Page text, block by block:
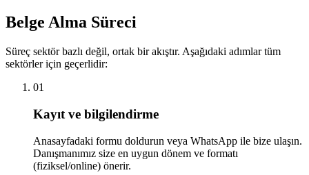
Belge Alma Süreci
Süreç sektör bazlı değil, ortak bir akıştır. Aşağıdaki adımlar tüm
sektörler için geçerlidir:
01
Kayıt ve bilgilendirme
Anasayfadaki formu doldurun veya WhatsApp ile bize ulaşın.
Danışmanımız size en uygun dönem ve formatı
(fiziksel/online) önerir.